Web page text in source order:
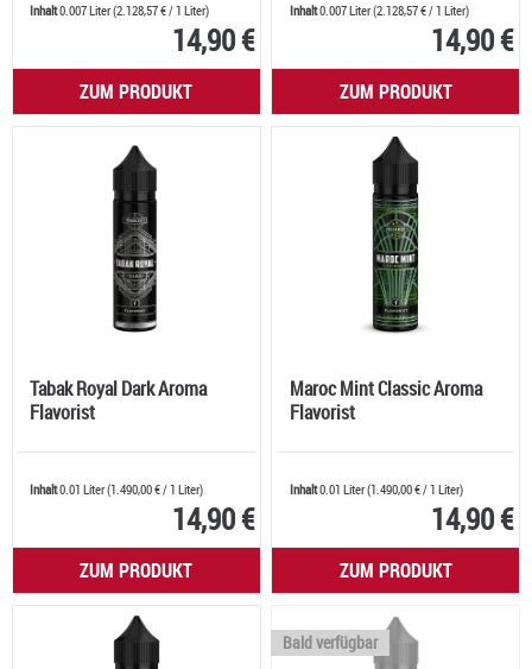
Inhalt0.007 Liter(2.128,57 €/ 1 Liter)
14,90 €
ZUM PRODUKT
Inhalt0.007 Liter(2.128,57 €/ 1 Liter)
14,90 €
ZUM PRODUKT
Tabak Royal Dark Aroma
Flavorist
Inhalt0.01 Liter(1.490,00 €/ 1 Liter)
14,90 €
ZUM PRODUKT
Maroc Mint Classic Aroma
Flavorist
Inhalt0.01 Liter(1.490,00 €/ 1 Liter)
14,90 €
ZUM PRODUKT
Bald verfügbar